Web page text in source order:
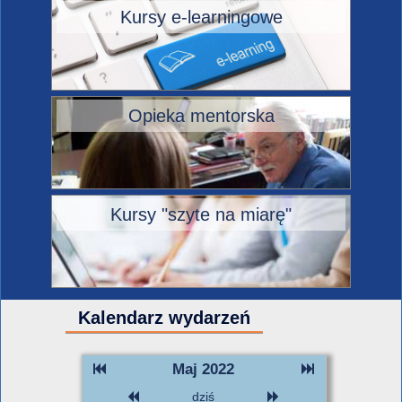
Kursy e-learningowe
Opieka mentorska
Kursy "szyte na miarę"
Kalendarz wydarzeń
Maj 2022
dziś